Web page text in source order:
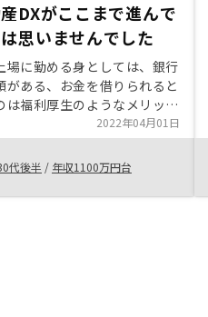
DXがここまで進んで
思いませんでした
場に勤める身としては、銀行
がある、お金を借りられると
は福利厚生のようなメリット
と思っております。 よって
に活用したいと思っておりま
その中でお金が借りられて
回せる不動産投資を選択しま
2022年04月01日
代後半 / 年収1100万円台